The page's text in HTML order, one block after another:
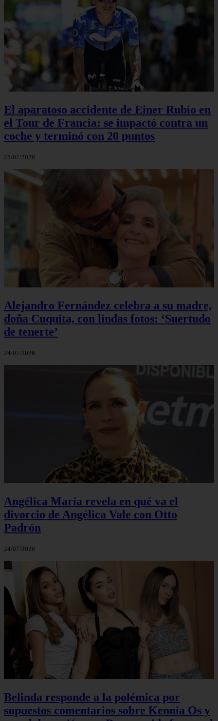
El aparatoso accidente de Einer Rubio en
el Tour de Francia: se impactó contra un
coche y terminó con 20 puntos
25/07/2026
Alejandro Fernández celebra a su madre,
doña Cuquita, con lindas fotos: ‘Suertudo
de tenerte’
24/07/2026
Angélica María revela en qué va el
divorcio de Angélica Vale con Otto
Padrón
24/07/2026
Belinda responde a la polémica por
supuestos comentarios sobre Kennia Os y